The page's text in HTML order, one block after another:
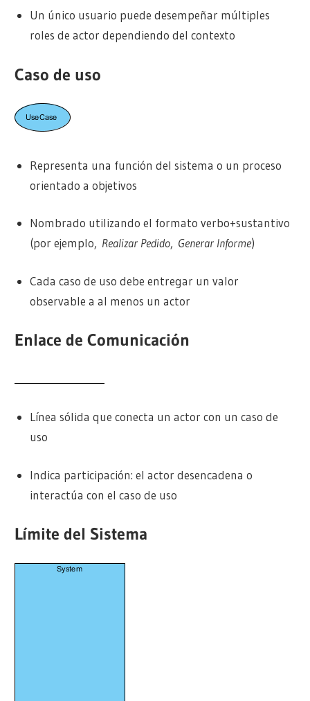
Un único usuario puede desempeñar múltiples
roles de actor dependiendo del contexto
Caso de uso
Representa una función del sistema o un proceso
orientado a objetivos
Nombrado utilizando el formato verbo+sustantivo
(por ejemplo, Realizar Pedido, Generar Informe)
Cada caso de uso debe entregar un valor
observable a al menos un actor
Enlace de Comunicación
Línea sólida que conecta un actor con un caso de
uso
Indica participación: el actor desencadena o
interactúa con el caso de uso
Límite del Sistema